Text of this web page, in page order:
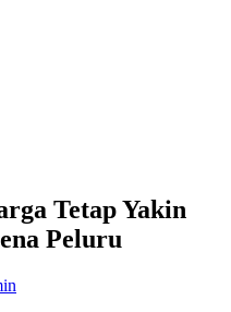
Tetap Yakin
Peluru